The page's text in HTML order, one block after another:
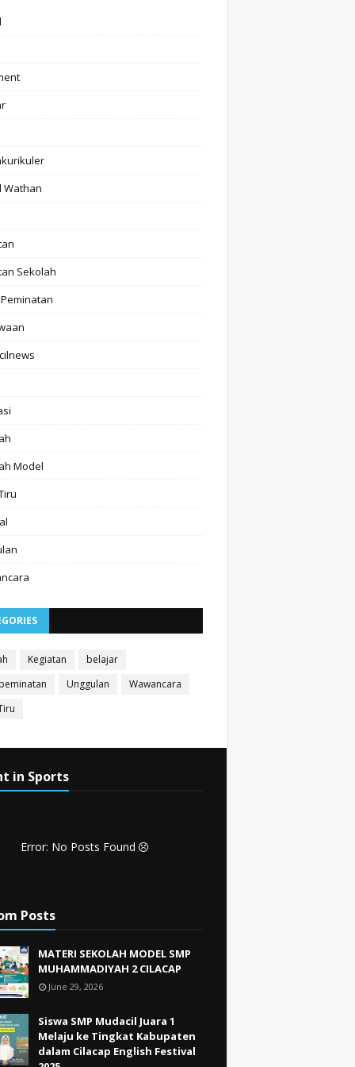
Wathan
Sekolah
Model
Kegiatan
belajar
Unggulan
Wawancara
in Sports
Error: No Posts Found
Posts
MATERI SEKOLAH MODEL SMP
MUHAMMADIYAH 2 CILACAP
June 29, 2026
Siswa SMP Mudacil Juara 1
Melaju ke Tingkat Kabupaten
dalam Cilacap English Festival